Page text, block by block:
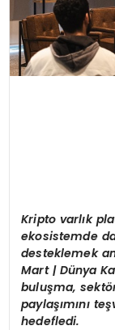
Kripto varlık
ekosistemde
desteklemek
Mart | Dünya
buluşma, sektö
paylaşımını
hedefledi.